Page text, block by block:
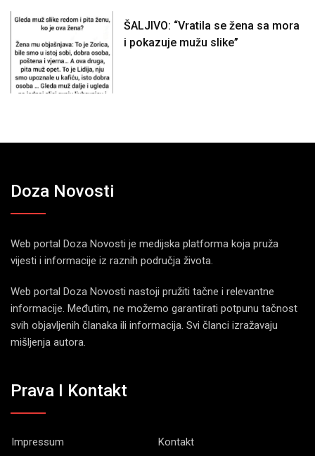
ŠALJIVO: “Vratila se žena sa mora
i pokazuje mužu slike”
Doza Novosti
Web portal Doza Novosti je medijska platforma koja pruža
vijesti i informacije iz raznih područja života.
Web portal Doza Novosti nastoji pružiti tačne i relevantne
informacije. Međutim, ne možemo garantirati potpunu tačnost
svih objavljenih članaka ili informacija. Svi članci izražavaju
mišljenja autora.
Prava I Kontakt
Impressum
Kontakt